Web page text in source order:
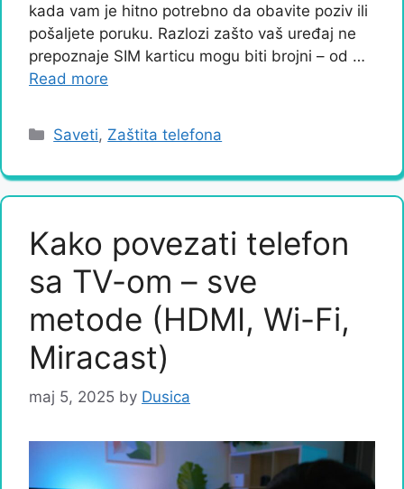
kada vam je hitno potrebno da obavite poziv ili
pošaljete poruku. Razlozi zašto vaš uređaj ne
prepoznaje SIM karticu mogu biti brojni – od …
Read more
Categories
Saveti, Zaštita telefona
Kako povezati telefon
sa TV-om – sve
metode (HDMI, Wi-Fi,
Miracast)
maj 5, 2025 by Dusica